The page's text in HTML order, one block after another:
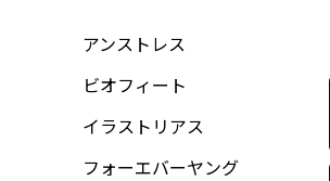
アンストレス
ビオフィート
イラストリアス
フォーエバーヤング